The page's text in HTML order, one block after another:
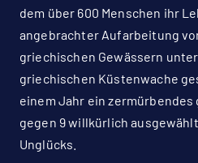
dem über 600 Menschen ihr
angebrachter Aufarbeitung
griechischen Gewässern
griechischen Küstenwache
einem Jahr ein
gegen 9 willkürlich
Unglücks.